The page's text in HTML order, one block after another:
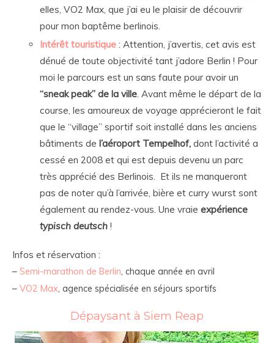
elles, VO2 Max, que j’ai eu le plaisir de découvrir
pour mon baptême berlinois.
Intérêt touristique : Attention, j’avertis, cet avis est
dénué de toute objectivité tant j’adore Berlin ! Pour
moi le parcours est un sans faute pour avoir un
“sneak peak” de la ville. Avant même le départ de la
course, les amoureux de voyage apprécieront le fait
que le “village” sportif soit installé dans les anciens
bâtiments de l’aéroport Tempelhof, dont l’activité a
cessé en 2008 et qui est depuis devenu un parc
très apprécié des Berlinois. Et ils ne manqueront
pas de noter qu’à l’arrivée, bière et curry wurst sont
également au rendez-vous. Une vraie expérience
typisch deutsch !
Infos et réservation :
– Semi-marathon de Berlin, chaque année en avril
– VO2 Max, agence spécialisée en séjours sportifs
Dépaysant à Siem Reap